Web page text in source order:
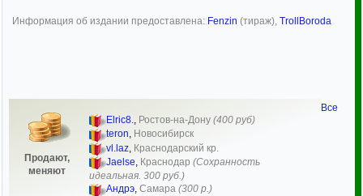
Информация об издании предоставлена: Fenzin (тираж), TrollBoroda
Продают,
меняют
Elric8., Ростов-на-Дону (400 руб)
teron, Новосибирск
vl.laz Краснодарский кр.
Jaelse, Краснодар (Сохранность
идеальная. 300 руб.)
Андрэ, Самара (300 р.)
Все